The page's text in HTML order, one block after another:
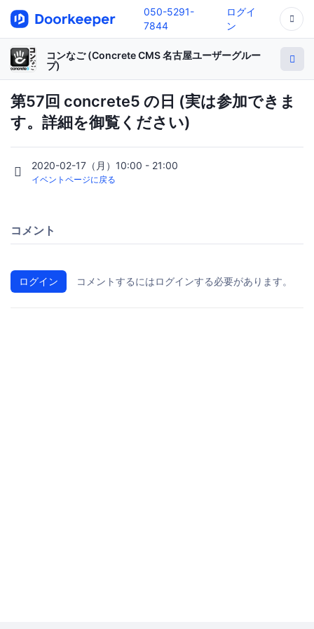
050-5291-
7844
ログイ
ン
コンなご (Concrete CMS 名古屋ユーザーグルー
プ)
第57回 concrete5 の日 (実は参加できま
す。詳細を御覧ください)
2020-02-17（月）10:00 - 21:00
イベントページに戻る
コメント
ログイン コメントするにはログインする必要があります。